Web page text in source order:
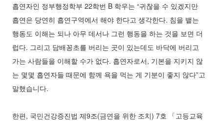
흡연자인 정부행정학부 22학번 B 학우는 “귀찮을 수 있겠지만
흡연은 당연히 흡연구역에서 해야 한다고 생각한다. 침을 뱉는
행동도 이해는 되나 아무 데서나 그런 행동을 하는 것을 보면 더
럽다. 그리고 담배꽁초를 버리는 곳이 있는데도 바닥에 버리고
가는 사람들을 이해할 수가 없다. 흡연자로서, 기본을 지키지 않
는 몇몇 흡연자들 때문에 함께 욕을 먹는 게 기분이 좋지 않다”고
말했습니다.
한편, 국민건강증진법 제9조(금연을 위한 조치) 7호 「고등교육